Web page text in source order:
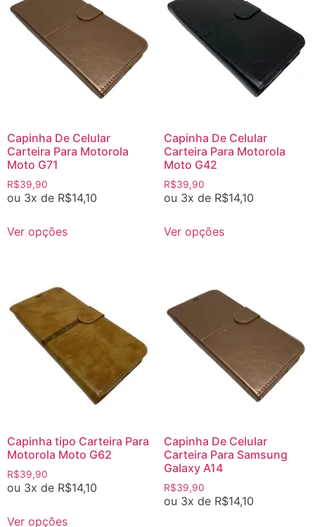
Capinha De Celular
Carteira Para Motorola
Moto G71
R$39,90
ou 3x de R$14,10
Ver opções
Capinha De Celular
Carteira Para Motorola
Moto G42
R$39,90
ou 3x de R$14,10
Ver opções
Capinha tipo Carteira Para
Motorola Moto G62
R$39,90
ou 3x de R$14,10
Ver opções
Capinha De Celular
Carteira Para Samsung
Galaxy A14
R$39,90
ou 3x de R$14,10